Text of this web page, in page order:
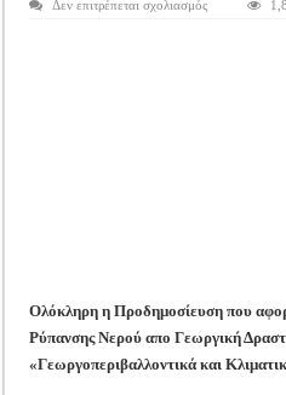
Tακτική Γενική Συνέλευση του
Δεν επιτρέπεται σχολιασμόςστο
Ολόκληρη η Προδημοσίευση που
Ρύπανσης Νερού απο Γεωργική
«Γεωργοπεριβαλλοντικά και